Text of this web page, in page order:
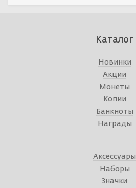
Каталог
Новинки
Акции
Монеты
Копии
Банкноты
Награды
Аксессуары
Наборы
Значки